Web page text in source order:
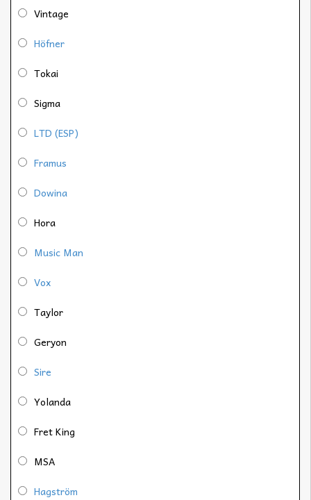
Vintage
Höfner
Tokai
Sigma
LTD (ESP)
Framus
Dowina
Hora
Music Man
Vox
Taylor
Geryon
Sire
Yolanda
Fret King
MSA
Hagström